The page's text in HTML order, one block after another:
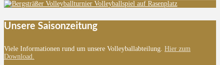
Unsere Saisonzeitung
Viele Informationen rund um unsere Volleyballabteilung. Hier zum
Download.